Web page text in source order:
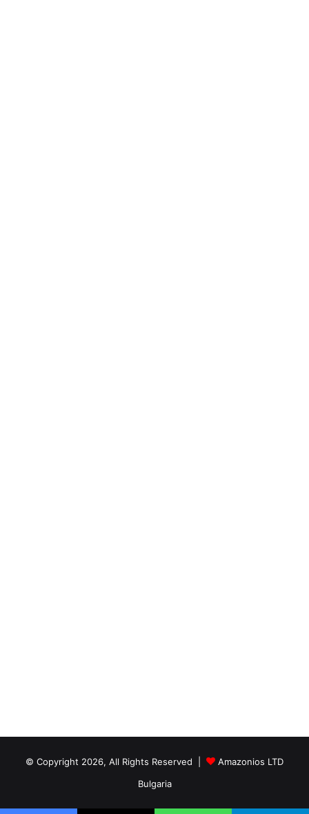
© Copyright 2026, All Rights Reserved |
Amazonios LTD
Bulgaria